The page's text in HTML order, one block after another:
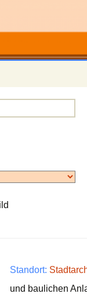
Standort:
und baulichen